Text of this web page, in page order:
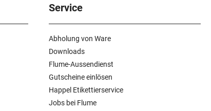
Service
Abholung von Ware
Downloads
Flume-Aussendienst
Gutscheine einlösen
Happel Etikettierservice
Jobs bei Flume